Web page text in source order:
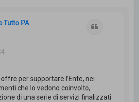
Tutto PA
offre per supportare l’Ente, nei
che lo vedono coinvolto,
di una serie di servizi finalizzati